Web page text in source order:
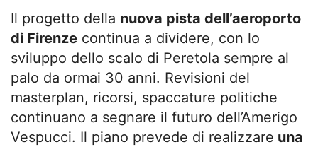
Il progetto della nuova pista dell’aeroporto
di Firenze continua a dividere, con lo
sviluppo dello scalo di Peretola sempre al
palo da ormai 30 anni. Revisioni del
masterplan, ricorsi, spaccature politiche
continuano a segnare il futuro dell’Amerigo
Vespucci. Il piano prevede di realizzare una